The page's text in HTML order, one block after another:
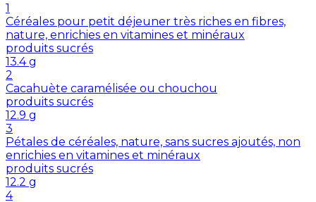
1
Céréales pour petit déjeuner très riches en fibres,
nature, enrichies en vitamines et minéraux
produits sucrés
13.4 g
2
Cacahuète caramélisée ou chouchou
produits sucrés
12.9 g
3
Pétales de céréales, nature, sans sucres ajoutés, non
enrichies en vitamines et minéraux
produits sucrés
12.2 g
4